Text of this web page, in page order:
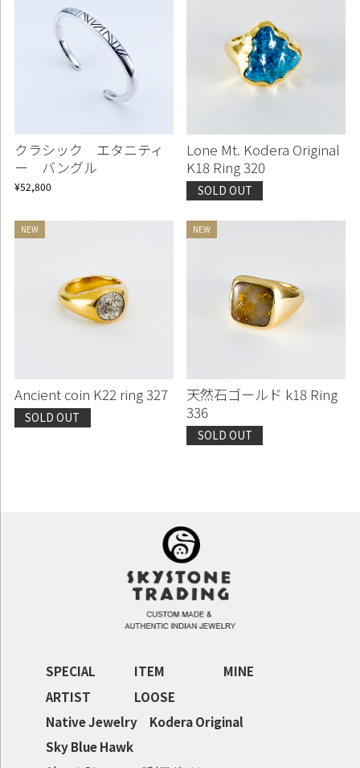
クラシック エタニティ
ー バングル
¥52,800
Lone Mt. Kodera Original
K18 Ring 320
SOLD OUT
Ancient coin K22 ring 327
SOLD OUT
天然石ゴールド k18 Ring
336
SOLD OUT
SPECIAL ITEM
MINE
ARTIST
LOOSE
Native Jewelry
Kodera Original
Sky Blue Hawk